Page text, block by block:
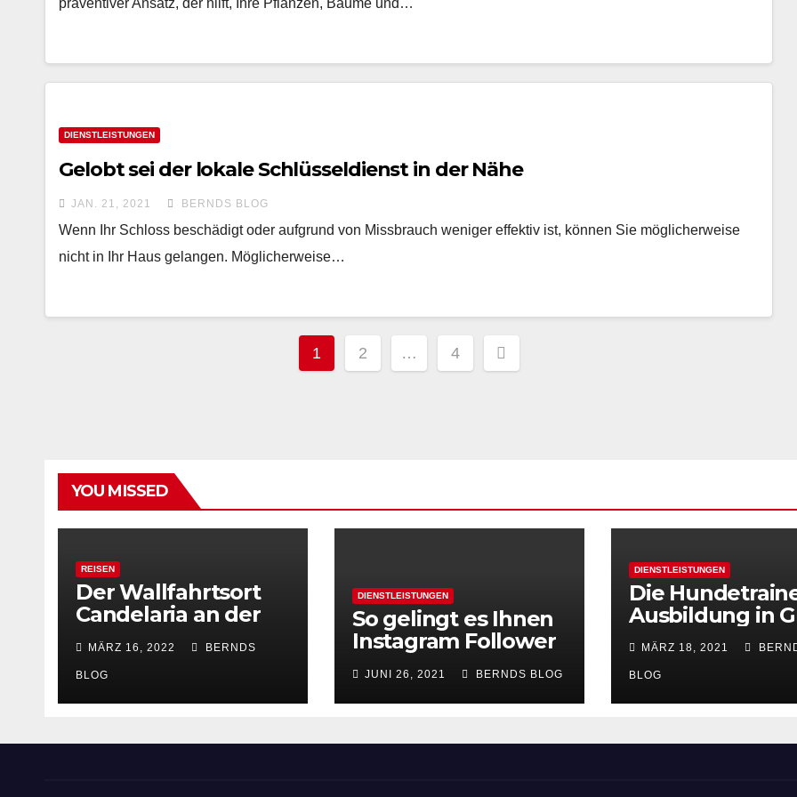
präventiver Ansatz, der hilft, Ihre Pflanzen, Bäume und…
DIENSTLEISTUNGEN
Gelobt sei der lokale Schlüsseldienst in der Nähe
JAN. 21, 2021 BERNDS BLOG
Wenn Ihr Schloss beschädigt oder aufgrund von Missbrauch weniger effektiv ist, können Sie möglicherweise
nicht in Ihr Haus gelangen. Möglicherweise…
Beitragsnavigation
1 2 … 4
YOU MISSED
REISEN
Der Wallfahrtsort
Candelaria an der
Ostküste Teneriffas
MÄRZ 16, 2022 BERNDS
BLOG
DIENSTLEISTUNGEN
So gelingt es Ihnen
Instagram Follower
zu kaufen
JUNI 26, 2021 BERNDS BLOG
DIENSTLEISTUNGEN
Die
Ausbildung in
MÄRZ 18, 2021
BLOG